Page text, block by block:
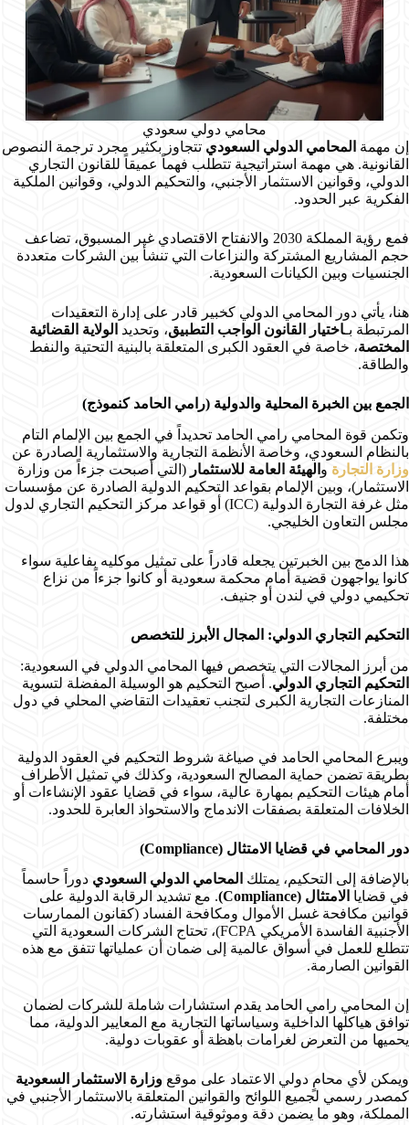
محامي دولي سعودي
إن مهمة المحامي الدولي السعودي تتجاوز بكثير مجرد ترجمة النصوص
القانونية. هي مهمة استراتيجية تتطلب فهماً عميقاً للقانون التجاري
الدولي، وقوانين الاستثمار الأجنبي، والتحكيم الدولي، وقوانين الملكية
الفكرية عبر الحدود.
فمع رؤية المملكة 2030 والانفتاح الاقتصادي غير المسبوق، تضاعف
حجم المشاريع المشتركة والنزاعات التي تنشأ بين الشركات متعددة
الجنسيات وبين الكيانات السعودية.
هنا، يأتي دور المحامي الدولي كخبير قادر على إدارة التعقيدات
المرتبطة بـاختيار القانون الواجب التطبيق، وتحديد الولاية القضائية
المختصة، خاصة في العقود الكبرى المتعلقة بالبنية التحتية والنفط
والطاقة.
الجمع بين الخبرة المحلية والدولية (رامي الحامد كنموذج)
وتكمن قوة المحامي رامي الحامد تحديداً في الجمع بين الإلمام التام
بالنظام السعودي، وخاصة الأنظمة التجارية والاستثمارية الصادرة عن
وزارة التجارة و الهيئة العامة للاستثمار (التي أصبحت جزءاً من وزارة
الاستثمار)، وبين الإلمام بقواعد التحكيم الدولية الصادرة عن مؤسسات
مثل غرفة التجارة الدولية (ICC) أو قواعد مركز التحكيم التجاري لدول
مجلس التعاون الخليجي.
هذا الدمج بين الخبرتين يجعله قادراً على تمثيل موكليه بفاعلية سواء
كانوا يواجهون قضية أمام محكمة سعودية أو كانوا جزءاً من نزاع
تحكيمي دولي في لندن أو جنيف.
التحكيم التجاري الدولي: المجال الأبرز للتخصص
من أبرز المجالات التي يتخصص فيها المحامي الدولي في السعودية:
التحكيم التجاري الدولي. أصبح التحكيم هو الوسيلة المفضلة لتسوية
المنازعات التجارية الكبرى لتجنب تعقيدات التقاضي المحلي في دول
مختلفة.
ويبرع المحامي الحامد في صياغة شروط التحكيم في العقود الدولية
بطريقة تضمن حماية المصالح السعودية، وكذلك في تمثيل الأطراف
أمام هيئات التحكيم بمهارة عالية، سواء في قضايا عقود الإنشاءات أو
الخلافات المتعلقة بصفقات الاندماج والاستحواذ العابرة للحدود.
دور المحامي في قضايا الامتثال (Compliance)
بالإضافة إلى التحكيم، يمتلك المحامي الدولي السعودي دوراً حاسماً
في قضايا الامتثال (Compliance)
. مع تشديد الرقابة الدولية على
قوانين مكافحة غسل الأموال ومكافحة الفساد (كقانون الممارسات
الأجنبية الفاسدة الأمريكي FCPA)، تحتاج الشركات السعودية التي
تتطلع للعمل في أسواق عالمية إلى ضمان أن عملياتها تتفق مع هذه
القوانين الصارمة.
إن المحامي رامي الحامد يقدم استشارات شاملة للشركات لضمان
توافق هياكلها الداخلية وسياساتها التجارية مع المعايير الدولية، مما
يحميها من التعرض لغرامات باهظة أو عقوبات دولية.
ويمكن لأي محامٍ دولي الاعتماد على موقع وزارة الاستثمار السعودية
كمصدر رسمي لجميع اللوائح والقوانين المتعلقة بالاستثمار الأجنبي في
المملكة، وهو ما يضمن دقة وموثوقية استشارته.